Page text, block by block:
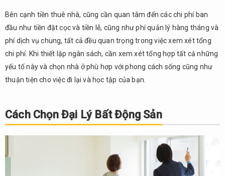
Thuê
Nhà
4.
Chi
Tiết
về
Đầu
Bên cạnh tiền thuê nhà, cũng cần quan tâm đến các chi phí ban
đầu như tiền đặt cọc và tiền lễ, cũng như phí quản lý hàng tháng và
phí dịch vụ chung, tất cả đều quan trọng trong việc xem xét tổng
chi phí. Khi thiết lập ngân sách, cần xem xét tổng hợp tất cả những
yếu tố này và chọn nhà ở phù hợp với phong cách sống cũng như
thuận tiện cho việc đi lại và học tập của bạn.
Cách Chọn Đại Lý Bất Động Sản